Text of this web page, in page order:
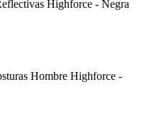
Highforce - Negra
Hombre Highforce -